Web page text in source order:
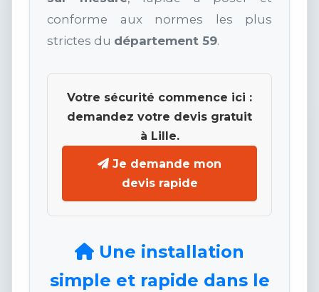
conforme aux normes les plus
strictes du département 59.
Votre sécurité commence ici :
demandez votre devis gratuit
à Lille.
Je demande mon
devis rapide
Une installation
simple et rapide dans le